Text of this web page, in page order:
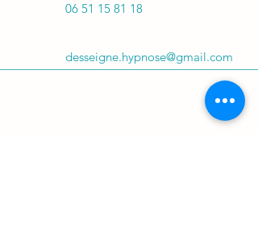
06 51 15 81 18
desseigne.hypnose@gmail.com